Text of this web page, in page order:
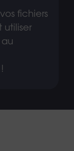
fichiers
utiliser
au